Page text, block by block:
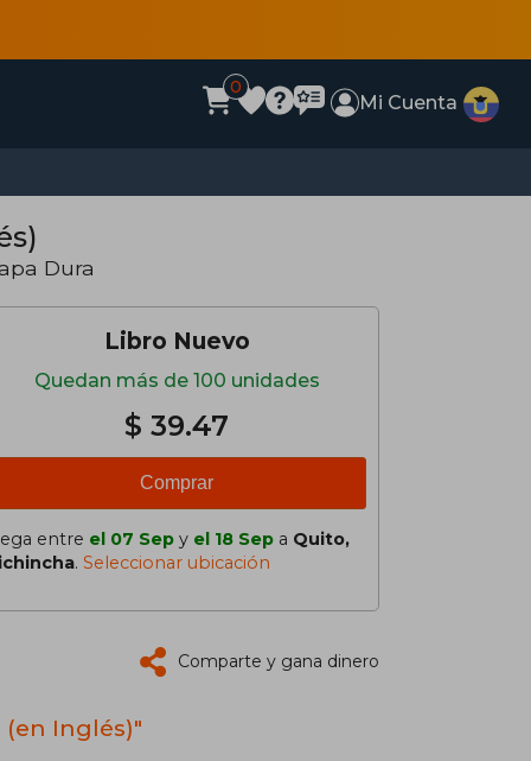
0
Mi Cuenta
Dura
Libro Nuevo
Quedan más de 100 unidades
$ 39.47
Comprar
entre el 07 Sep y el 18 Sep a Quito,
. Seleccionar ubicación
Comparte y gana dinero
Inglés)"